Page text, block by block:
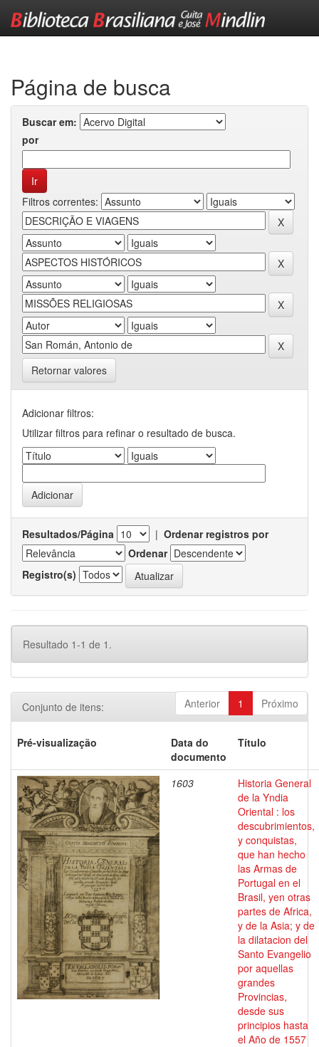
Página de busca
Buscar em:
por
Filtros correntes:
Retornar valores
Adicionar filtros:
Utilizar filtros para refinar o resultado de busca.
Resultados/Página | Ordenar registros por
Ordenar
Registro(s)
Resultado 1-1 de 1.
Anterior 1 Próximo
Conjunto de itens:
Pré-visualização
Data do
documento
Título
1603
Historia General
de la Yndia
Oriental : los
descubrimientos,
y conquistas,
que han hecho
las Armas de
Portugal en el
Brasil, yen otras
partes de Africa,
y de la Asia; y de
la dilatacion del
Santo Evangelio
por aquellas
grandes
Provincias,
desde sus
principios hasta
el Año de 1557